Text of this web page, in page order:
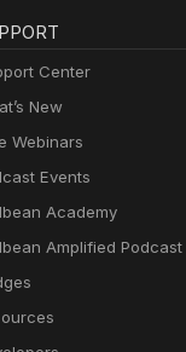
Center
New
Webinars
Events
Academy
Amplified Podcast